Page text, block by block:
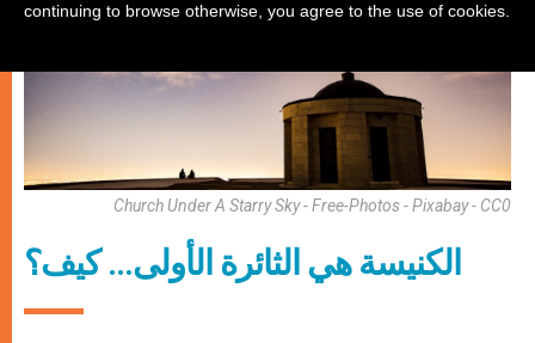
Church Under A Starry Sky - Free-Photos - Pixabay - CC0
الكنيسة هي الثائرة الأولى… كيف؟
continuing to browse otherwise, you agree to the use of cookies.